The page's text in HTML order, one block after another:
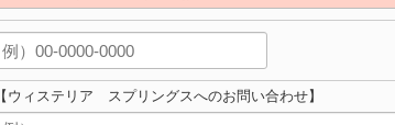
【ウィステリア スプリングスへのお問い合わせ】